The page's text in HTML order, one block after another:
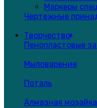
Маркеры
Чертежные
Творчество
Пенопластовые
Мыловарение
Поталь
Алмазная мозайка